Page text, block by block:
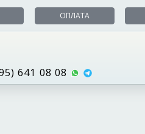
ОПЛАТА
641 08 08